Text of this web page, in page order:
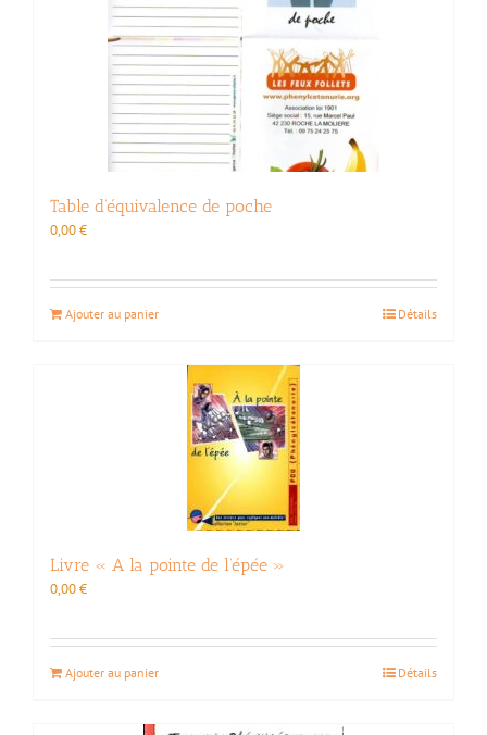
Table d’équivalence de poche
0,00€
Ajouter au panier Détails
Livre « A la pointe de l’épée »
0,00€
Ajouter au panier Détails